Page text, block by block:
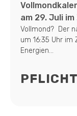
am 29. Juli
Vollmond? Der
um 16:35 Uhr im
Energien...